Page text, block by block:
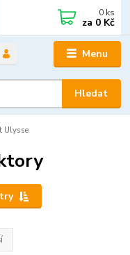
Menu
Hledat
0 ks
za 0 Kč
Ulysse